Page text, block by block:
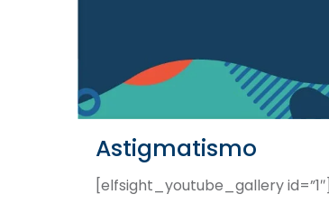
Astigmatismo
[elfsight_youtube_gallery id=”1″]